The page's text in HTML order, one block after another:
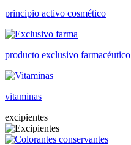
principio activo cosmético
producto exclusivo farmacéutico
vitaminas
excipientes